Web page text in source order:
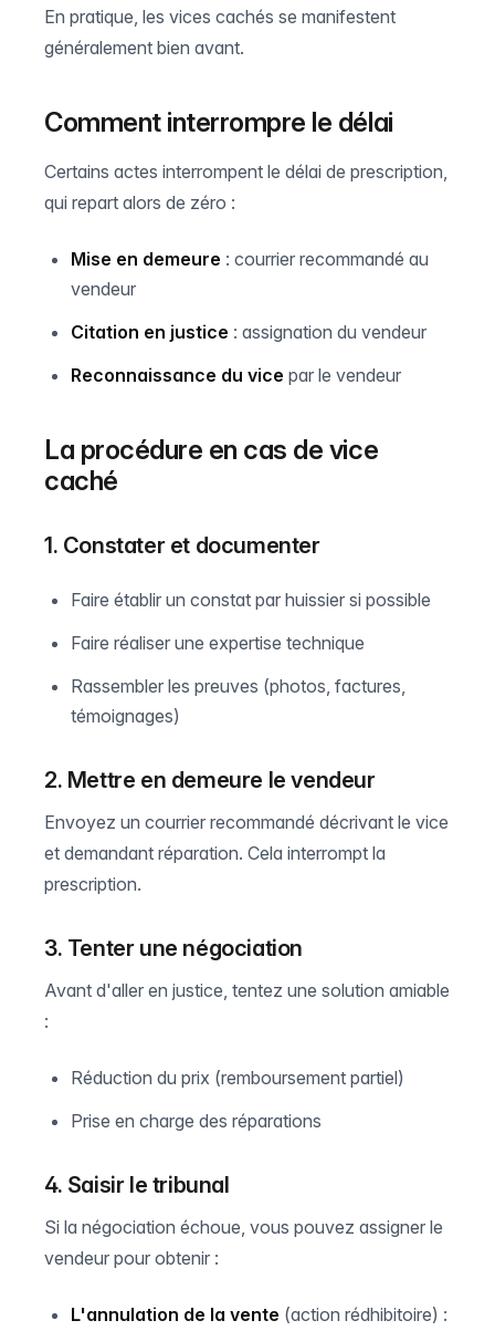
En pratique, les vices cachés se manifestent
généralement bien avant.
Comment interrompre le délai
Certains actes interrompent le délai de prescription,
qui repart alors de zéro :
Mise en demeure : courrier recommandé au
vendeur
Citation en justice : assignation du vendeur
Reconnaissance du vice par le vendeur
La procédure en cas de vice
caché
1. Constater et documenter
Faire établir un constat par huissier si possible
Faire réaliser une expertise technique
Rassembler les preuves (photos, factures,
témoignages)
2. Mettre en demeure le vendeur
Envoyez un courrier recommandé décrivant le vice
et demandant réparation. Cela interrompt la
prescription.
3. Tenter une négociation
Avant d'aller en justice, tentez une solution amiable
:
Réduction du prix (remboursement partiel)
Prise en charge des réparations
4. Saisir le tribunal
Si la négociation échoue, vous pouvez assigner le
vendeur pour obtenir :
L'annulation de la vente (action rédhibitoire) :